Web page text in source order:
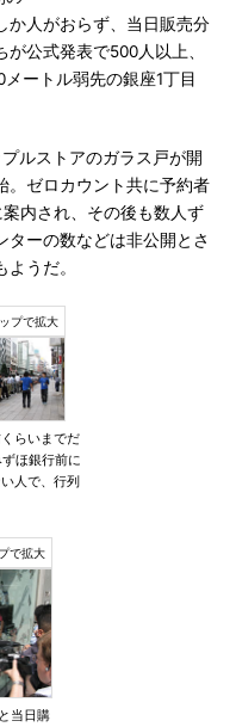
か人がおらず、当日販売分
公式発表で500人以上、
ートル弱先の銀座1丁目
ルストアのガラス戸が開
。ゼロカウント共に予約者
内され、その後も数人ず
ーの数などは非公開とさ
うだ。
らいまでだ
ほ銀行前に
人で、行列
当日購